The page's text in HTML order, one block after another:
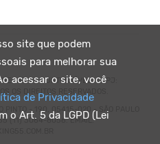
site que podem
para melhorar sua
acessar o site, você
de Privacidade
o Art. 5 da LGPD (Lei
E SUSTENTÁVEL. CNPJ:
OS DIREITOS RESERVADOS.
PINTO - 190, 05415-020 - SÃO PAULO
(11) 3064-8056. EMAIL: